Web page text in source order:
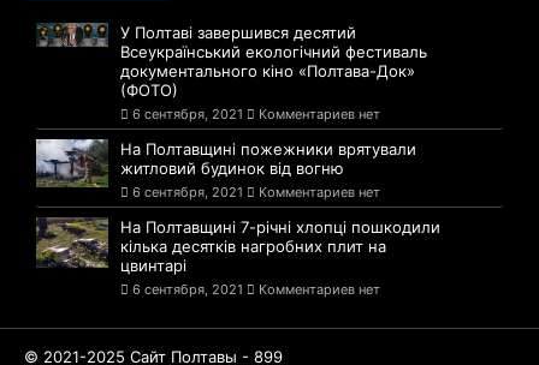
У Полтаві завершився десятий
Всеукраїнський екологічний фестиваль
документального кіно «Полтава-Док»
(ФОТО)
6 сентября, 2021 Комментариев нет
На Полтавщині пожежники врятували
житловий будинок від вогню
6 сентября, 2021 Комментариев нет
На Полтавщині 7-річні хлопці пошкодили
кілька десятків нагробних плит на
цвинтарі
6 сентября, 2021 Комментариев нет
© 2021-2025 Сайт Полтавы - 899